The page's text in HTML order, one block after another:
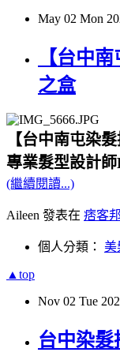
May 02 Mon
【台中
之盒
【台中南屯染
專業髮型設計
(繼續閱讀...)
Aileen 發表在 痞客邦
個人分類： 美
▲top
Nov 02 Tue
台中染髮